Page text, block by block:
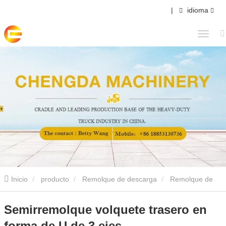
| idioma
Inicio producto Remolque de descarga Remolque de
Semirremolque volquete trasero en